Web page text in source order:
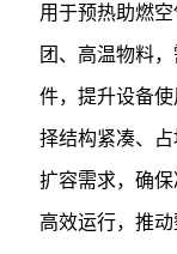
用于预热助燃
团、高温物料
件，提升设备
择结构紧凑、
扩容需求，确
高效运行，推动